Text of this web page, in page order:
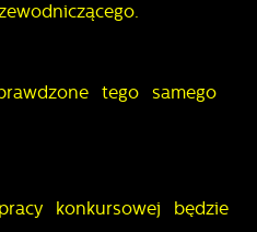
tego samego
konkursowej będzie